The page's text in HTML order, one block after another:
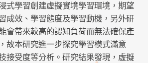
式學習創建虛擬實境學習環境，期望
成效、學習態度及學習動機，另外研
會帶來較高的認知負荷而無法確保產
故本研究進一步探究學習模式滿意
接受度等分析。研究結果發現，虛擬